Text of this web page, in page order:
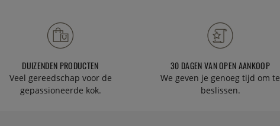
DUIZENDEN PRODUCTEN
Veel gereedschap voor de
gepassioneerde kok.
30 DAGEN VAN OPEN AANKOOP
We geven je genoeg tijd om te
beslissen.